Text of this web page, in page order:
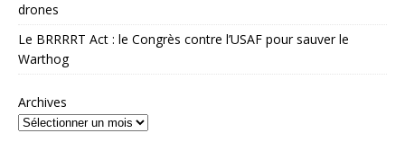
drones
Le BRRRRT Act : le Congrès contre l’USAF pour sauver le
Warthog
Archives